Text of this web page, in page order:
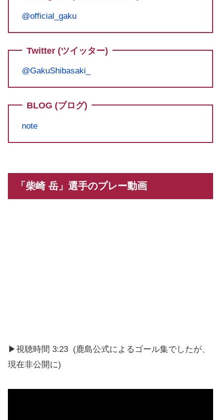
@official_gaku
Twitter (ツイッター)
@GakuShibasaki_
BLOG (ブログ)
note
「柴崎 岳」選手のプレー動画
▶視聴時間 3:23 (鹿島公式によるゴール集でしたが、
現在非公開に)